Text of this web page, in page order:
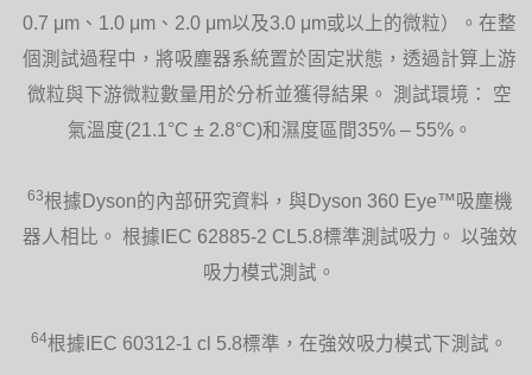
0.7 μm、1.0 μm、2.0 μm以及3.0 μm或以上的微粒）。在整
個測試過程中，將吸塵器系統置於固定狀態，透過計算上游
微粒與下游微粒數量用於分析並獲得結果。 測試環境： 空
氣溫度(21.1°C ± 2.8°C)和濕度區間35% – 55%。
63根據Dyson的內部研究資料，與Dyson 360 Eye™吸塵機
器人相比。 根據IEC 62885-2 CL5.8標準測試吸力。 以強效
吸力模式測試。
64根據IEC 60312-1 cl 5.8標準，在強效吸力模式下測試。